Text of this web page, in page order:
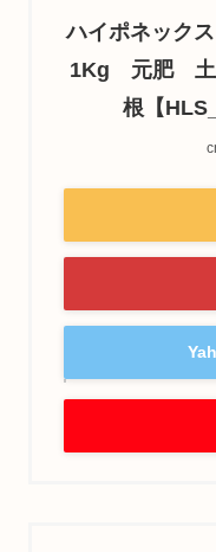
ハイポネック
1Kg 元肥 土
根【